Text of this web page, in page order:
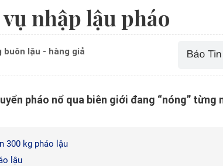
nhập lậu pháo
buôn lậu - hàng giả
pháo nổ qua biên giới đang “nóng”
300 kg pháo lậu
lậu